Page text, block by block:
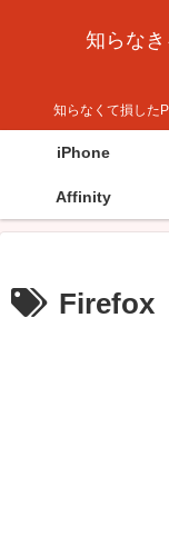
知らな
知らなくて損した
iPhone
Affinity
Firefox